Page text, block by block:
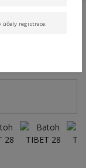
účely registrace.